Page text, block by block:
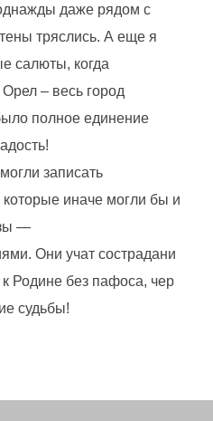
даже рядом с
тряслись. А еще я
салюты, когда
– весь город
полное единение
записать
которыеиначемогли бы и
—
Они учатсострадани
кРодинебезпафоса, чер
судьбы!